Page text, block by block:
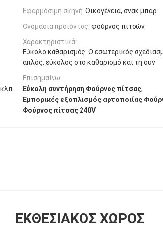
Εφαρμόσιμη σκηνή: Οικογένεια, σνακ μπαρ
Ονομασία προϊόντος: φούρνος πιτσών
Χαρακτηριστικά:
Εύκολο καθαρισμός: Ο εσωτερικός
απλός, εύκολος στο καθαρισμό και τη συν
Επισημαίνω:
Εύκολη συντήρηση Φούρνος πίτσας,
Εμπορικός εξοπλισμός αρτοποιίας
Φούρνος πίτσας 240V
ΕΚΘΕΣΙΑΚΌΣ ΧΏΡΟΣ